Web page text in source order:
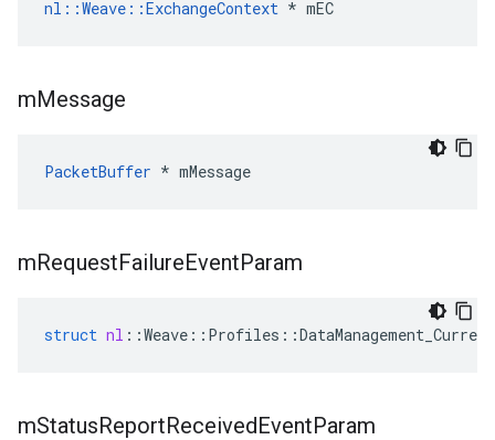
nl::Weave::ExchangeContext * mEC
mMessage
PacketBuffer * mMessage
mRequestFailureEventParam
struct nl ::Weave :: Profiles ::DataManagement_Current
mStatusReportReceivedEventParam